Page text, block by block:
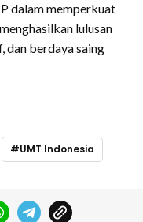
dalam memperkuat
lulusan
dan berdaya saing
UMT Indonesia